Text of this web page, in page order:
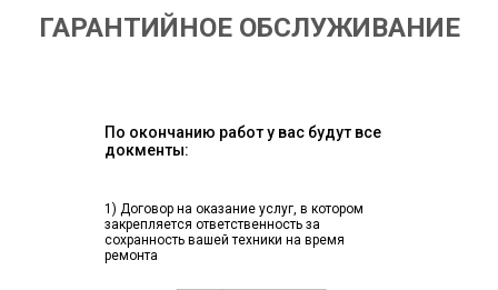
ГАРАНТИЙНОЕ ОБСЛУЖИВАНИЕ
По окончанию работ у вас будут все
докменты:
1) Договор на оказание услуг, в котором
закрепляется ответственность за
сохранность вашей техники на время
ремонта